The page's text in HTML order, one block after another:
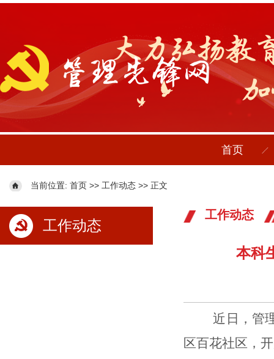
首页
当前位置: 首页 >> 工作动态 >> 正文
工作动态
工作动态
本科
近日，管
区百花社区，